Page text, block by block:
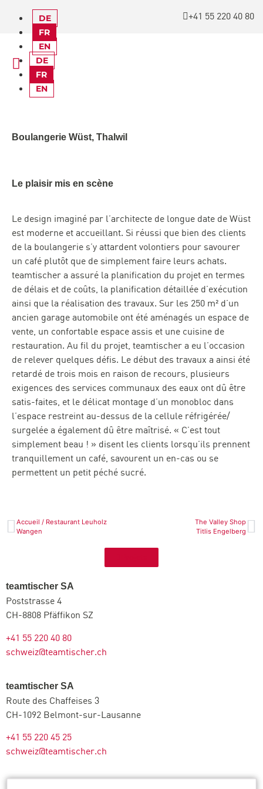
DE
FR
EN
DE
FR
EN
+41 55 220 40 80
Boulangerie Wüst, Thalwil
Le plaisir mis en scène
Le design imaginé par l’architecte de longue date de Wüst
est moderne et accueillant. Si réussi que bien des clients
de la boulangerie s’y attardent volontiers pour savourer
un café plutôt que de simplement faire leurs achats.
teamtischer a assuré la planification du projet en termes
de délais et de coûts, la planification détaillée d’exécution
ainsi que la réalisation des travaux. Sur les 250 m² d’un
ancien garage automobile ont été aménagés un espace de
vente, un confortable espace assis et une cuisine de
restauration. Au fil du projet, teamtischer a eu l’occasion
de relever quelques défis. Le début des travaux a ainsi été
retardé de trois mois en raison de recours, plusieurs
exigences des services communaux des eaux ont dû être
satis-faites, et le délicat montage d’un monobloc dans
l’espace restreint au-dessus de la cellule réfrigérée/
surgelée a également dû être maîtrisé. « C’est tout
simplement beau ! » disent les clients lorsqu’ils prennent
tranquillement un café, savourent un en-cas ou se
permettent un petit péché sucré.
Accueil / Restaurant Leuholz
Wangen
The Valley Shop
Titlis Engelberg
teamtischer SA
Poststrasse 4
CH-8808 Pfäffikon SZ
+41 55 220 40 80
schweiz@teamtischer.ch
teamtischer SA
Route des Chaffeises 3
CH-1092 Belmont-sur-Lausanne
+41 55 220 45 25
schweiz@teamtischer.ch